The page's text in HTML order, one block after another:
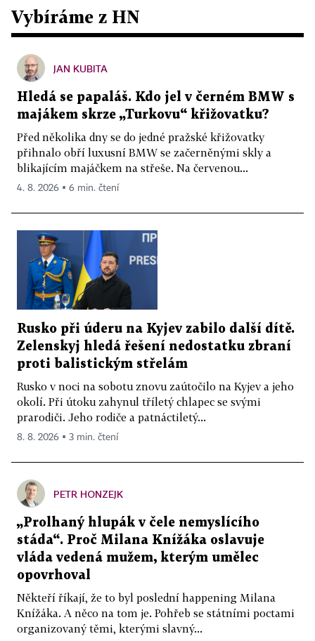
Vybíráme z HN
JAN KUBITA
Hledá se papaláš. Kdo jel v černém BMW s
majákem skrze „Turkovu“ křižovatku?
Před několika dny se do jedné pražské křižovatky
přihnalo obří luxusní BMW se začerněnými skly a
blikajícím majáčkem na střeše. Na červenou...
4. 8. 2026 ▪ 6 min. čtení
Rusko při úderu na Kyjev zabilo další dítě.
Zelenskyj hledá řešení nedostatku zbraní
proti balistickým střelám
Rusko v noci na sobotu znovu zaútočilo na Kyjev a jeho
okolí. Při útoku zahynul tříletý chlapec se svými
prarodiči. Jeho rodiče a patnáctiletý...
8. 8. 2026 ▪ 3 min. čtení
PETR HONZEJK
„Prolhaný hlupák v čele nemyslícího
stáda“. Proč Milana Knížáka oslavuje
vláda vedená mužem, kterým umělec
opovrhoval
Někteří říkají, že to byl poslední happening Milana
Knížáka. A něco na tom je. Pohřeb se státními poctami
organizovaný těmi, kterými slavný...